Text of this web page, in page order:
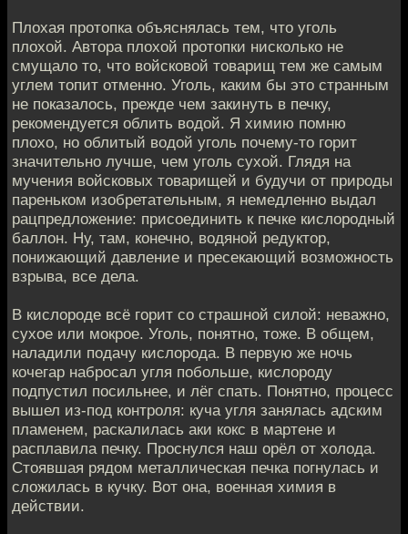
Плохая протопка объяснялась тем, что уголь
плохой. Автора плохой протопки нисколько не
смущало то, что войсковой товарищ тем же самым
углем топит отменно. Уголь, каким бы это странным
не показалось, прежде чем закинуть в печку,
рекомендуется облить водой. Я химию помню
плохо, но облитый водой уголь почему-то горит
значительно лучше, чем уголь сухой. Глядя на
мучения войсковых товарищей и будучи от природы
пареньком изобретательным, я немедленно выдал
рацпредложение: присоединить к печке кислородный
баллон. Ну, там, конечно, водяной редуктор,
понижающий давление и пресекающий возможность
взрыва, все дела.
В кислороде всё горит со страшной силой: неважно,
сухое или мокрое. Уголь, понятно, тоже. В общем,
наладили подачу кислорода. В первую же ночь
кочегар набросал угля побольше, кислороду
подпустил посильнее, и лёг спать. Понятно, процесс
вышел из-под контроля: куча угля занялась адским
пламенем, раскалилась аки кокс в мартене и
расплавила печку. Проснулся наш орёл от холода.
Стоявшая рядом металлическая печка погнулась и
сложилась в кучку. Вот она, военная химия в
действии.